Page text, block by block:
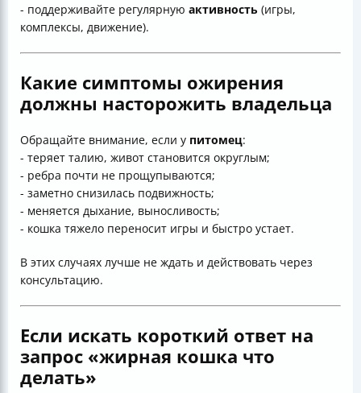
- поддерживайте регулярную активность (игры,
комплексы, движение).
Какие симптомы ожирения
должны насторожить владельца
Обращайте внимание, если у питомец:
- теряет талию, живот становится округлым;
- ребра почти не прощупываются;
- заметно снизилась подвижность;
- меняется дыхание, выносливость;
- кошка тяжело переносит игры и быстро устает.
В этих случаях лучше не ждать и действовать через
консультацию.
Если искать короткий ответ на
запрос «жирная кошка что
делать»